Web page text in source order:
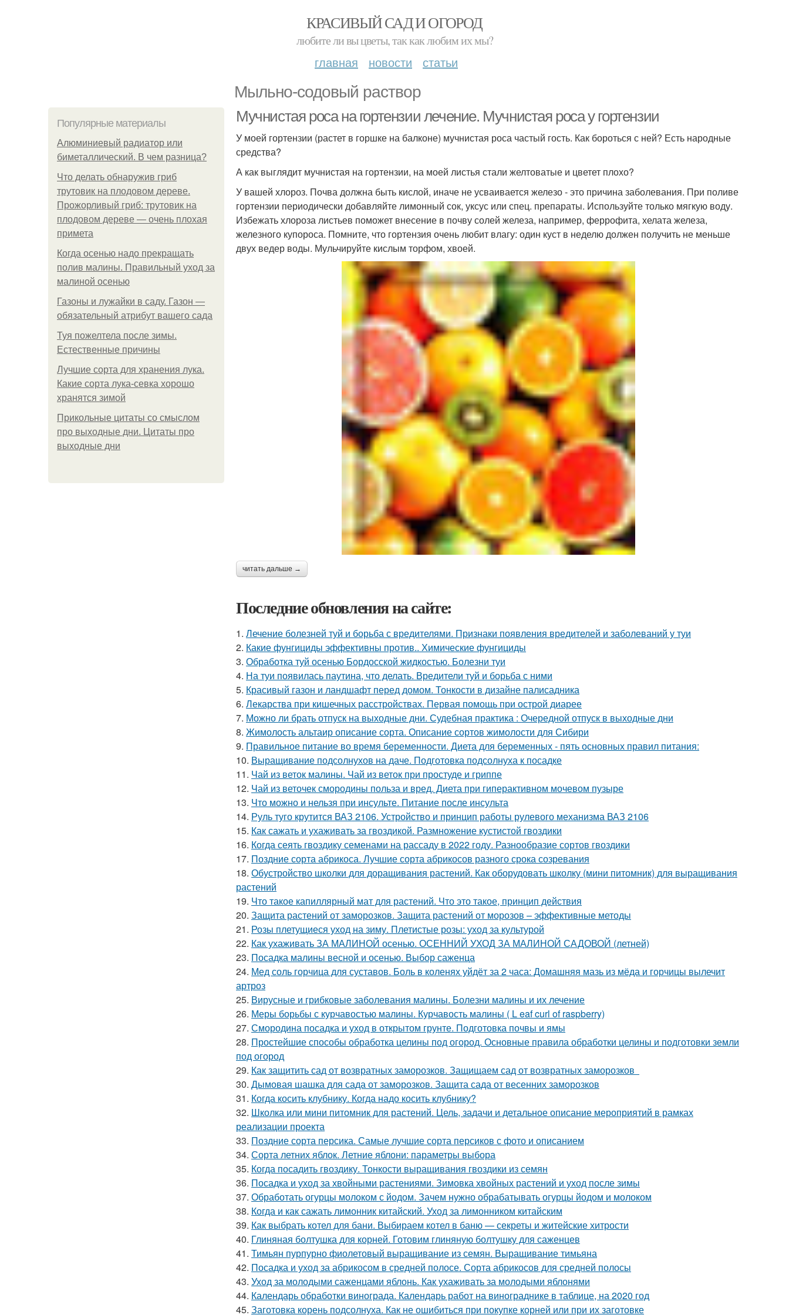
КРАСИВЫЙ САД И ОГОРОД
любите ли вы цветы, так как любим их мы?
главная новости статьи
Мыльно-содовый раствор
Популярные материалы
Алюминиевый радиатор или
биметаллический. В чем разница?
Что делать обнаружив гриб
трутовик на плодовом дереве.
Прожорливый гриб: трутовик на
плодовом дереве — очень плохая
примета
Когда осенью надо прекращать
полив малины. Правильный уход за
малиной осенью
Газоны и лужайки в саду. Газон —
обязательный атрибут вашего сада
Туя пожелтела после зимы.
Естественные причины
Лучшие сорта для хранения лука.
Какие сорта лука-севка хорошо
хранятся зимой
Прикольные цитаты со смыслом
про выходные дни. Цитаты про
выходные дни
Мучнистая роса на гортензии лечение. Мучнистая роса у гортензии
У моей гортензии (растет в горшке на балконе) мучнистая роса частый гость. Как бороться с ней? Есть народные
средства?
А как выглядит мучнистая на гортензии, на моей листья стали желтоватые и цветет плохо?
У вашей хлороз. Почва должна быть кислой, иначе не усваивается железо - это причина заболевания. При поливе
гортензии периодически добавляйте лимонный сок, уксус или спец. препараты. Используйте только мягкую воду.
Избежать хлороза листьев поможет внесение в почву солей железа, например, феррофита, хелата железа,
железного купороса. Помните, что гортензия очень любит влагу: один куст в неделю должен получить не меньше
двух ведер воды. Мульчируйте кислым торфом, хвоей.
читать дальше →
Последние обновления на сайте:
1. Лечение болезней туй и борьба с вредителями. Признаки появления вредителей и заболеваний у туи
2. Какие фунгициды эффективны против.. Химические фунгициды
3. Обработка туй осенью Бордосской жидкостью. Болезни туи
4. На туи появилась паутина, что делать. Вредители туй и борьба с ними
5. Красивый газон и ландшафт перед домом. Тонкости в дизайне палисадника
6. Лекарства при кишечных расстройствах. Первая помощь при острой диарее
7. Можно ли брать отпуск на выходные дни. Судебная практика : Очередной отпуск в выходные дни
8. Жимолость альтаир описание сорта. Описание сортов жимолости для Сибири
9. Правильное питание во время беременности. Диета для беременных - пять основных правил питания:
10. Выращивание подсолнухов на даче. Подготовка подсолнуха к посадке
11. Чай из веток малины. Чай из веток при простуде и гриппе
12. Чай из веточек смородины польза и вред. Диета при гиперактивном мочевом пузыре
13. Что можно и нельзя при инсульте. Питание после инсульта
14. Руль туго крутится ВАЗ 2106. Устройство и принцип работы рулевого механизма ВАЗ 2106
15. Как сажать и ухаживать за гвоздикой. Размножение кустистой гвоздики
16. Когда сеять гвоздику семенами на рассаду в 2022 году. Разнообразие сортов гвоздики
17. Поздние сорта абрикоса. Лучшие сорта абрикосов разного срока созревания
18. Обустройство школки для доращивания растений. Как оборудовать школку (мини питомник) для выращивания
растений
19. Что такое капиллярный мат для растений. Что это такое, принцип действия
20. Защита растений от заморозков. Защита растений от морозов – эффективные методы
21. Розы плетущиеся уход на зиму. Плетистые розы: уход за культурой
22. Как ухаживать ЗА МАЛИНОЙ осенью. ОСЕННИЙ УХОД ЗА МАЛИНОЙ САДОВОЙ (летней)
23. Посадка малины весной и осенью. Выбор саженца
24. Мед соль горчица для суставов. Боль в коленях уйдёт за 2 часа: Домашняя мазь из мёда и горчицы вылечит
артроз
25. Вирусные и грибковые заболевания малины. Болезни малины и их лечение
26. Меры борьбы с курчавостью малины. Курчавость малины ( L eaf curl of raspberry)
27. Смородина посадка и уход в открытом грунте. Подготовка почвы и ямы
28. Простейшие способы обработка целины под огород. Основные правила обработки целины и подготовки земли
под огород
29. Как защитить сад от возвратных заморозков. Защищаем сад от возвратных заморозков
30. Дымовая шашка для сада от заморозков. Защита сада от весенних заморозков
31. Когда косить клубнику. Когда надо косить клубнику?
32. Школка или мини питомник для растений. Цель, задачи и детальное описание мероприятий в рамках
реализации проекта
33. Поздние сорта персика. Самые лучшие сорта персиков с фото и описанием
34. Сорта летних яблок. Летние яблони: параметры выбора
35. Когда посадить гвоздику. Тонкости выращивания гвоздики из семян
36. Посадка и уход за хвойными растениями. Зимовка хвойных растений и уход после зимы
37. Обработать огурцы молоком с йодом. Зачем нужно обрабатывать огурцы йодом и молоком
38. Когда и как сажать лимонник китайский. Уход за лимонником китайским
39. Как выбрать котел для бани. Выбираем котел в баню — секреты и житейские хитрости
40. Глиняная болтушка для корней. Готовим глиняную болтушку для саженцев
41. Тимьян пурпурно фиолетовый выращивание из семян. Выращивание тимьяна
42. Посадка и уход за абрикосом в средней полосе. Сорта абрикосов для средней полосы
43. Уход за молодыми саженцами яблонь. Как ухаживать за молодыми яблонями
44. Календарь обработки винограда. Календарь работ на винограднике в таблице, на 2020 год
45. Заготовка корень подсолнуха. Как не ошибиться при покупке корней или при их заготовке